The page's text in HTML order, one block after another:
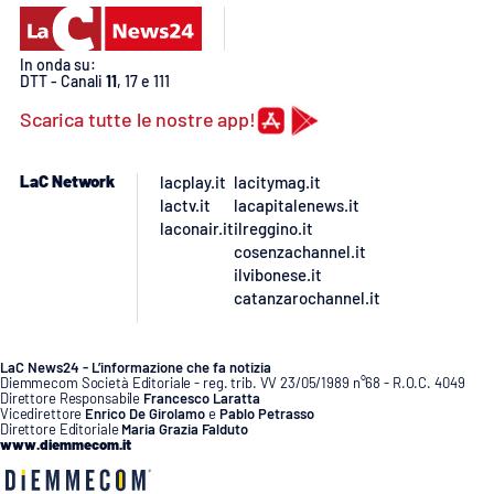
Lacplay.it
Lactv.it
Laconair.it
Lacitymag.it
Lacapitalenews.it
Ilvibonese.it
Catanzarochannel.it
In onda su:
DTT - Canali 11, 17 e 111
Scarica tutte le nostre app!
LaC Network
lacplay.it
lactv.it
laconair.it
lacitymag.it
lacapitalenews.it
ilreggino.it
cosenzachannel.it
ilvibonese.it
catanzarochannel.it
LaC News24 - L’informazione che fa notizia
Diemmecom Società Editoriale - reg. trib. VV 23/05/1989 n°68 - R.O.C. 4049
Direttore Responsabile Francesco Laratta
Vicedirettore Enrico De GirolamoePablo Petrasso
Direttore Editoriale Maria Grazia Falduto
www.diemmecom.it